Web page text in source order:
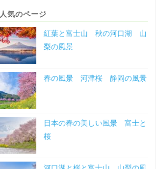
人気のページ
紅葉と富士山 秋の河口湖 山
梨の風景
春の風景 河津桜 静岡の風景
日本の春の美しい風景 富士と
桜